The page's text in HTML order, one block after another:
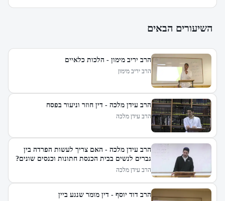
השיעורים הבאים
הרב יריב מימון - הלכות כלאיים
הרב יריב מימון
הרב עידן מלכה - דין חוזר וניעור בפסח
הרב עידן מלכה
הרב עידן מלכה - האם צריך לעשות הפרדה בין
גברים לנשים בבית הכנסת חתונות וכנסים שונים?
הרב עידן מלכה
הרב דוד יוסף - דין מומר שנגע ביין